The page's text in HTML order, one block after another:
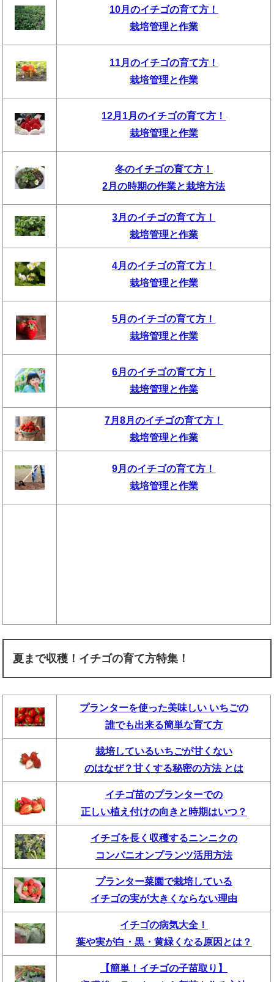
10月のイチゴの育て方！
栽培管理と作業
11月のイチゴの育て方！
栽培管理と作業
12月1月のイチゴの育て方！
栽培管理と作業
冬のイチゴの育て方！
2月の時期の作業と栽培方法
3月のイチゴの育て方！
栽培管理と作業
4月のイチゴの育て方！
栽培管理と作業
5月のイチゴの育て方！
栽培管理と作業
6月のイチゴの育て方！
栽培管理と作業
7月8月のイチゴの育て方！
栽培管理と作業
9月のイチゴの育て方！
栽培管理と作業
夏まで収穫！イチゴの育て方特集！
プランターを使った美味しい いちごの
誰でも出来る簡単な育て方
栽培しているいちごが甘くない
のはなぜ？甘くする秘密の方法 とは
イチゴ苗のプランターでの
正しい植え付けの向きと時期はいつ？
イチゴを長く収穫するニンニクの
コンパニオンプランツ活用方法
プランター菜園で栽培している
イチゴの実が大きくならない理由
イチゴの病気大全！
葉や実が白・黒・黄緑くなる原因とは？
【簡単！イチゴの子苗取り】